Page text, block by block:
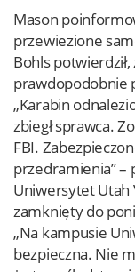
Mason
przewiezione
Bohls
prawdopodobnie
„Karabin
zbiegł sprawca.
FBI.
przedramienia” –
Uniwersytet Utah
zamknięty do
„Na kampusie
bezpieczna. Nie